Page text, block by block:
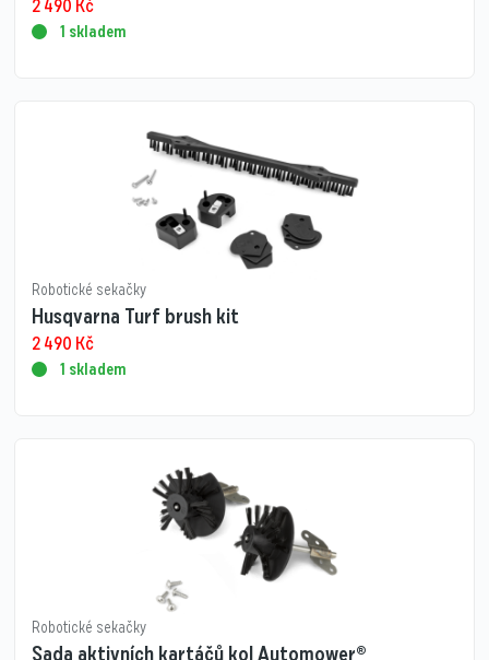
2 490 Kč
1 skladem
Robotické sekačky
Husqvarna Turf brush kit
2 490 Kč
1 skladem
Robotické sekačky